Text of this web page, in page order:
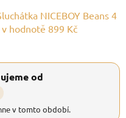
NICEBOY Beans 4
v hodnotě 899 Kč
od
v tomto období.